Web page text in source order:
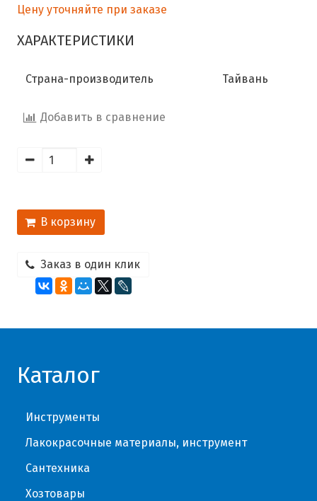
Цену уточняйте при заказе
ХАРАКТЕРИСТИКИ
Страна-производитель Тайвань
Добавить в сравнение
В корзину
Заказ в один клик
Каталог
Инструменты
Лакокрасочные материалы, инструмент
Сантехника
Хозтовары